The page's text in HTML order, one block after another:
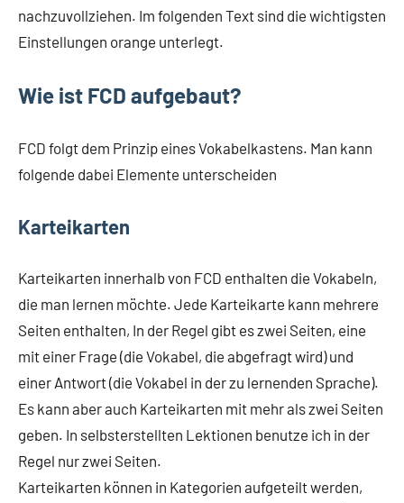
nachzuvollziehen. Im folgenden Text sind die wichtigsten
Einstellungen orange unterlegt.
Wie ist FCD aufgebaut?
FCD folgt dem Prinzip eines Vokabelkastens. Man kann
folgende dabei Elemente unterscheiden
Karteikarten
Karteikarten innerhalb von FCD enthalten die Vokabeln,
die man lernen möchte. Jede Karteikarte kann mehrere
Seiten enthalten, In der Regel gibt es zwei Seiten, eine
mit einer Frage (die Vokabel, die abgefragt wird) und
einer Antwort (die Vokabel in der zu lernenden Sprache).
Es kann aber auch Karteikarten mit mehr als zwei Seiten
geben. In selbsterstellten Lektionen benutze ich in der
Regel nur zwei Seiten.
Karteikarten können in Kategorien aufgeteilt werden,